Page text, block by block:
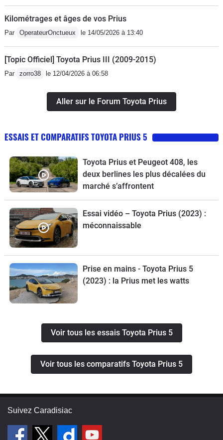
Kilométrages et âges de vos Prius
Par OperateurOnctueux le 14/05/2026 à 13:40
[Topic Officiel] Toyota Prius III (2009-2015)
Par zorro38 le 12/04/2026 à 06:58
Aller sur le Forum Toyota Prius
ESSAIS ET COMPARATIFS TOYOTA PRIUS 5
Toyota Prius et Peugeot 408, les
deux berlines les plus décalées du
marché s’affrontent
Essai vidéo – Toyota Prius (2023) :
méconnaissable
Prise en mains - Toyota Prius 5
(2023) : la Prius met les watts
Voir tous les essais Toyota Prius 5
Voir tous les comparatifs Toyota Prius 5
Suivez Caradisiac